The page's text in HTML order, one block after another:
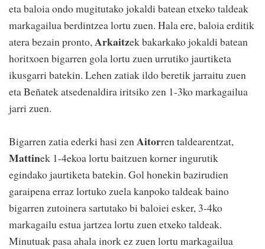
eta baloia ondo mugitutako jokaldi batean etxeko taldeak
markagailua berdintzea lortu zuen. Hala ere, baloia erditik
atera bezain pronto, Arkaitzek bakarkako jokaldi batean
horitxoen bigarren gola lortu zuen urrutiko jaurtiketa
ikusgarri batekin. Lehen zatiak ildo beretik jarraitu zuen
eta Beñatek atsedenaldira iritsiko zen 1-3ko markagailua
jarri zuen.
Bigarren zatia ederki hasi zen Aitorren taldearentzat,
Mattinek 1-4ekoa lortu baitzuen korner ingurutik
egindako jaurtiketa batekin. Gol honekin bazirudien
garaipena erraz lortuko zuela kanpoko taldeak baino
bigarren zutoinera sartutako bi baloiei esker, 3-4ko
markagailu estua jartzea lortu zuen etxeko taldeak.
Minutuak pasa ahala inork ez zuen lortu markagailua